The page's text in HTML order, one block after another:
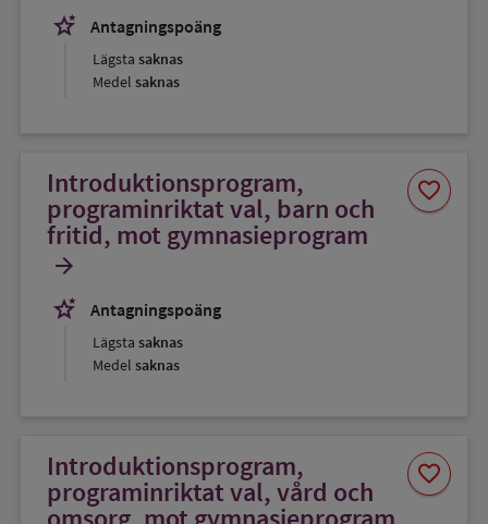
stars_2
Antagningspoäng
Lägsta saknas
Medel saknas
Introduktionsprogram,
programinriktat val, barn och
fritid, mot gymnasieprogram
arrow_forward
stars_2
Antagningspoäng
Lägsta saknas
Medel saknas
favorite
Spara
som
Introduktionsprogram,
programinriktat val, vård och
favorite
Spara
som